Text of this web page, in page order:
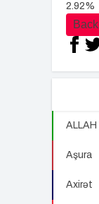
2.92%
ALLAH
Aşura
Axirət